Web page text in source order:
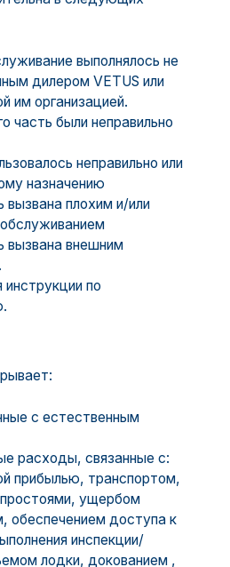
выполнялось не
дилером VETUS или
им организацией.
часть были неправильно
неправильно или
назначению
вызвана плохим и/или
вызвана внешним
по
с естественным
расходы, связанные с:
прибылью, транспортом,
ущербом
обеспечением доступа к
инспекции/
лодки, докованием ,